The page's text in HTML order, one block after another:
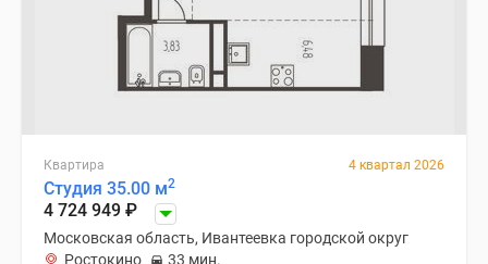
Квартира 4 квартал 2026
Студия 35.00 м2
4 724 949 ₽
Московская область, Ивантеевка городской округ
Ростокино
33 мин.